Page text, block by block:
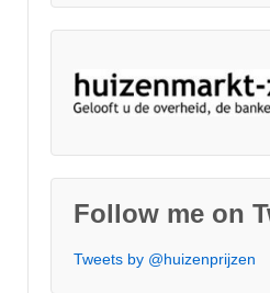
Follow me on
Tweets by @huizenprijzen